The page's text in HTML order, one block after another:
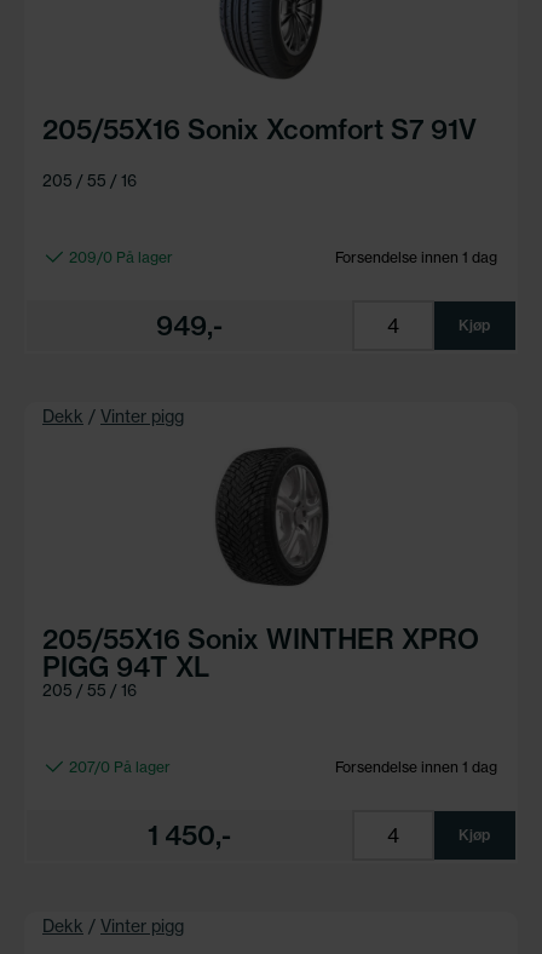
205/55X16 Sonix Xcomfort S7 91V
205 / 55 / 16
209/0 På lager Forsendelse innen 1 dag
949,- Kjøp
Dekk / Vinter pigg
205/55X16 Sonix WINTHER XPRO
PIGG 94T XL
205 / 55 / 16
207/0 På lager Forsendelse innen 1 dag
1 450,- Kjøp
Dekk / Vinter pigg